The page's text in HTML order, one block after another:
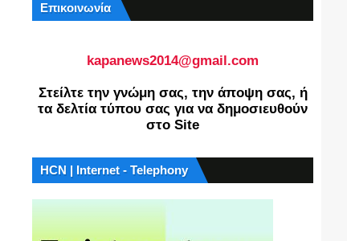
Επικοινωνία
kapanews2014@gmail.com
Στείλτε την γνώμη σας, την άποψη σας, ή
τα δελτία τύπου σας για να δημοσιευθούν
στο Site
HCN | Internet - Telephony